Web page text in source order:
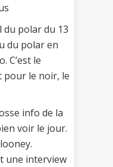
du polar du 13
du polar en
C’est le
pour le noir, le
info de la
voir le jour.
une interview